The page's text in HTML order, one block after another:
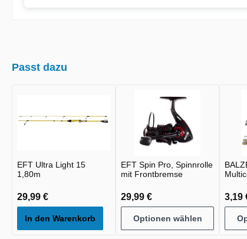
Passt dazu
EFT Ultra Light 15
1,80m
29,99 €
In den Warenkorb
EFT Spin Pro, Spinnrolle
mit Frontbremse
29,99 €
Optionen wählen
3,19